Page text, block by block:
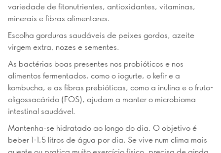
variedade de fitonutrientes, antioxidantes, vitaminas,
minerais e fibras alimentares.
Escolha gorduras saudáveis de peixes gordos, azeite
virgem extra, nozes e sementes.
As bactérias boas presentes nos probióticos e nos
alimentos fermentados, como o iogurte, o kefir e a
kombucha, e as fibras prebióticas, como a inulina e o fruto-
oligossacárido (FOS), ajudam a manter o microbioma
intestinal saudável.
Mantenha-se hidratado ao longo do dia. O objetivo é
beber 1-1,5 litros de água por dia. Se vive num clima mais